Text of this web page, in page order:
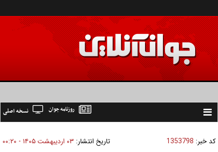
Toggle
نسخه اصلی روزنامه جوان
کد خبر: 1353798 تاریخ انتشار: ۰۳ ارديبهشت ۱۴۰۵ - ۰۰:۲۰